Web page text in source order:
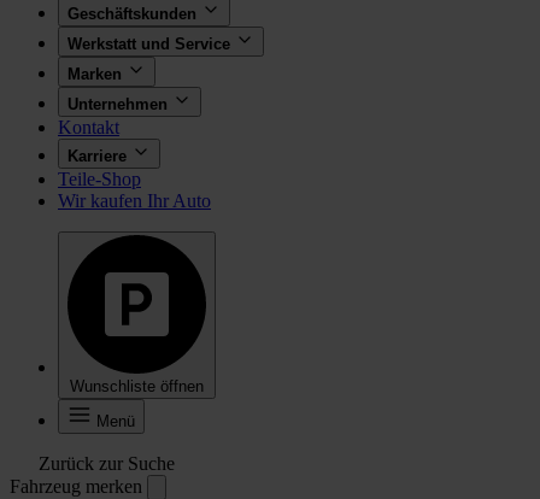
Geschäftskunden
Werkstatt und Service
Marken
Unternehmen
Kontakt
Karriere
Teile-Shop
Wir kaufen Ihr Auto
Wunschliste öffnen
Menü
Zurück zur Suche
Fahrzeug merken